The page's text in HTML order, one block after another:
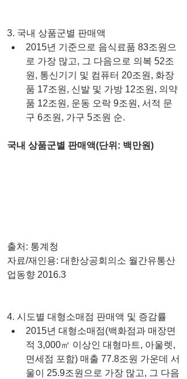
3. 국내 상품군별 판매액
2015년 기준으로 음식료품 83조원으
로 가장 많고, 그 다음으로 의복 52조
원, 통신기기 및 컴퓨터 20조원, 화장
품 17조원, 신발 및 가방 12조원, 의약
품 12조원, 운동 오락 9조원, 서적 문
구 6조원, 가구 5조원 순.
국내 상품군별 판매액(단위: 백만원)
출처: 통계청
자료/재인용: 대한상공회의소 월간유통산
업동향 2016.3
4. 시도별 대형소매점 판매액 및 증감률
2015년 대형소매점(백화점과 매장면
적 3,000㎡ 이상인 대형마트, 아울렛,
면세점 포함) 매출 77.8조원 가운데 서
울이 25.9조원으로 가장 많고, 그 다음